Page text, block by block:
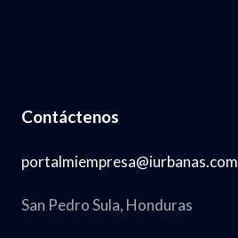
Contáctenos
portalmiempresa@iurbanas.com
San Pedro Sula, Honduras